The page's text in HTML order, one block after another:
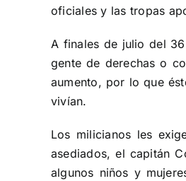
oficiales y las tropas
A finales de julio del
gente de derechas o
aumento, por lo que
vivían.
Los milicianos les
asediados, el capitán
algunos niños y